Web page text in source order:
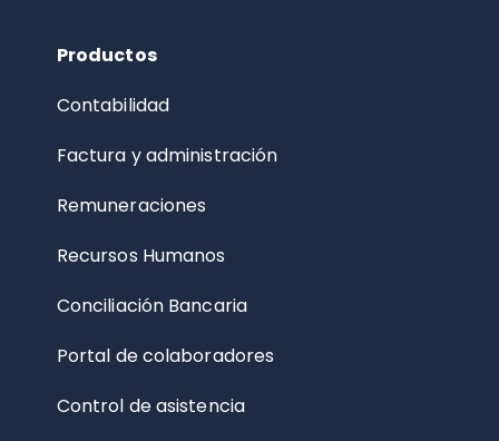
Productos
Contabilidad
Factura y administración
Remuneraciones
Recursos Humanos
Conciliación Bancaria
Portal de colaboradores
Control de asistencia